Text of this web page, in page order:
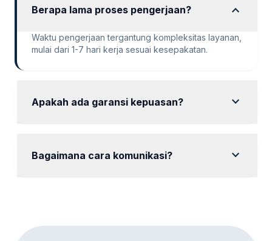
Berapa lama proses pengerjaan? expand_more
Waktu pengerjaan tergantung kompleksitas layanan,
mulai dari 1-7 hari kerja sesuai kesepakatan.
Apakah ada garansi kepuasan? expand_more
Bagaimana cara komunikasi? expand_more